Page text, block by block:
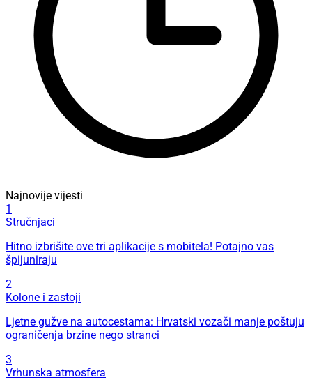
Najnovije vijesti
1
Stručnjaci
Hitno izbrišite ove tri aplikacije s mobitela! Potajno vas
špijuniraju
2
Kolone i zastoji
Ljetne gužve na autocestama: Hrvatski vozači manje poštuju
ograničenja brzine nego stranci
3
Vrhunska atmosfera